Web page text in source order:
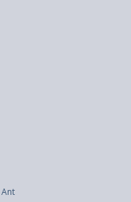
Pemerintah Pusat Dan